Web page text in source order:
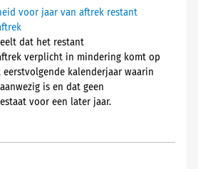
voor jaar van aftrek restant
dat het restant
verplicht in mindering komt op
kalenderjaar waarin
is en dat geen
voor een later jaar.